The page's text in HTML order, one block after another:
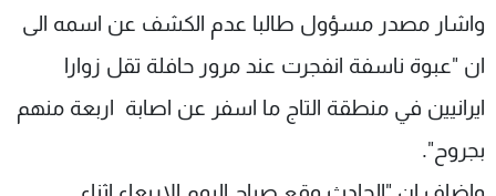
واشار مصدر مسؤول طالبا عدم الكشف عن اسمه الى
ان "عبوة ناسفة انفجرت عند مرور حافلة تقل زوارا
ايرانيين في منطقة التاج ما اسفر عن اصابة اربعة منهم
بجروح".
لاعلاناتكم
شروط الإسـتخدام
سياسة الخصوصية